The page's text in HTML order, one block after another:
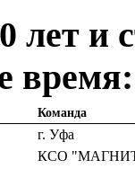
и
Команда
г. Уфа
КСО